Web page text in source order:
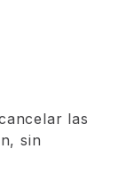
las
sin